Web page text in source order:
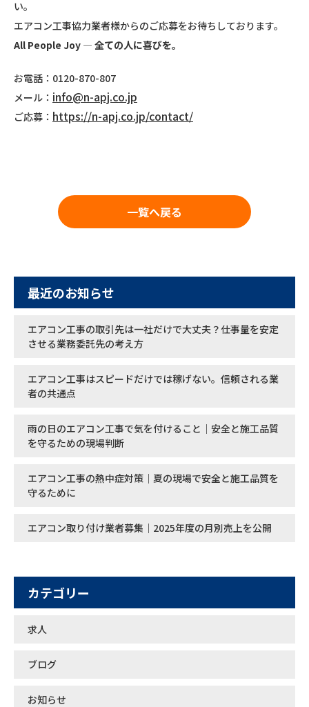
い。
エアコン工事協力業者様からのご応募をお待ちしております。
All People Joy ― 全ての人に喜びを。
お電話：0120-870-807
メール： info@n-apj.co.jp
ご応募： https://n-apj.co.jp/contact/
一覧へ戻る
最近のお知らせ
エアコン工事の取引先は一社だけで大丈夫？仕事量を安定
させる業務委託先の考え方
エアコン工事はスピードだけでは稼げない。信頼される業
者の共通点
雨の日のエアコン工事で気を付けること｜安全と施工品質
を守るための現場判断
エアコン工事の熱中症対策｜夏の現場で安全と施工品質を
守るために
エアコン取り付け業者募集｜2025年度の月別売上を公開
カテゴリー
求人
ブログ
お知らせ